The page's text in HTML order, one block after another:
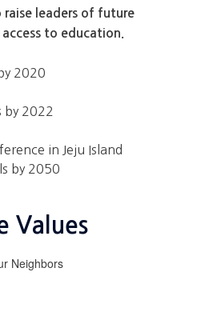
raise leaders of future
to education.
2020
by 2022
in Jeju Island
by 2050
Values
Neighbors